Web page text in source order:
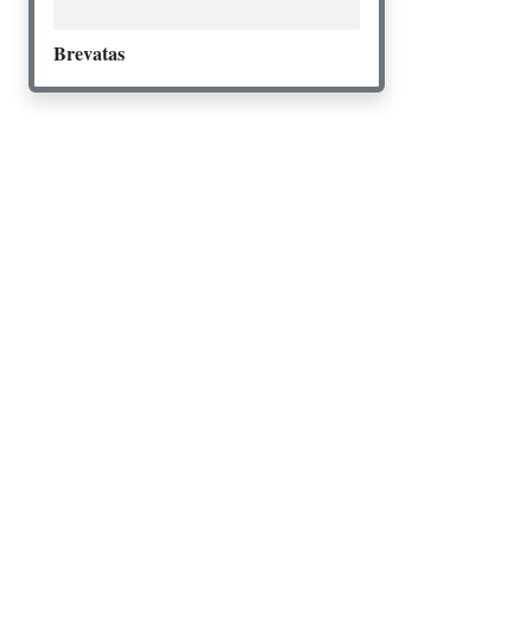
Brevatas